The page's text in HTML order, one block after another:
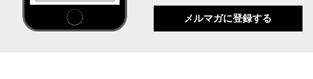
メルマガに登録する